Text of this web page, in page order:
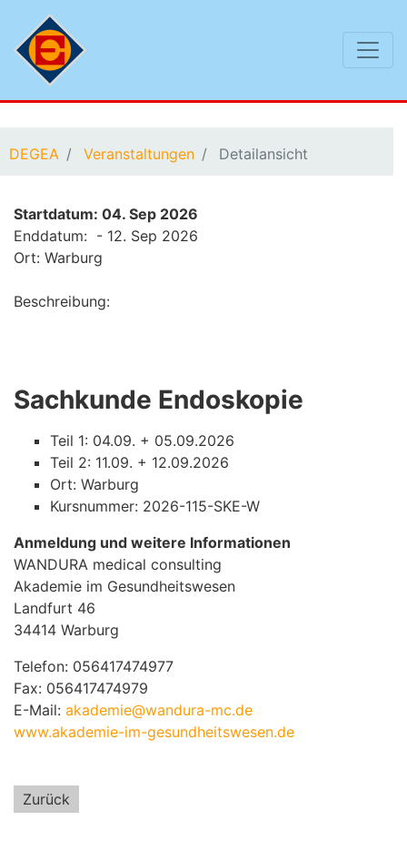
DEGEA Veranstaltungen Detailansicht
Startdatum: 04. Sep 2026
Enddatum: - 12. Sep 2026
Ort: Warburg
Beschreibung:
Sachkunde Endoskopie
Teil 1: 04.09. + 05.09.2026
Teil 2: 11.09. + 12.09.2026
Ort: Warburg
Kursnummer: 2026-115-SKE-W
Anmeldung und weitere Informationen
WANDURA medical consulting
Akademie im Gesundheitswesen
Landfurt 46
34414 Warburg
Telefon: 056417474977
Fax: 056417474979
E-Mail: akademie@wandura-mc.de
www.akademie-im-gesundheitswesen.de
Zurück